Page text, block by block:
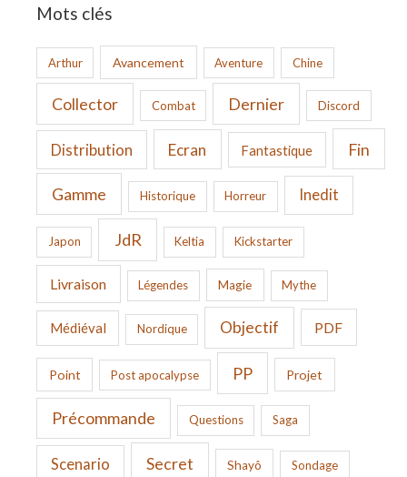
Mots clés
Arthur Avancement Aventure Chine
Collector Combat Dernier Discord
Distribution Ecran Fantastique Fin
Gamme Historique Horreur Inedit
Japon JdR Keltia Kickstarter
Livraison Légendes Magie Mythe
Médiéval Nordique Objectif PDF
Point Post apocalypse PP Projet
Précommande Questions Saga
Scenario Secret Shayô Sondage